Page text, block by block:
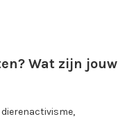
Wat zijn jouw